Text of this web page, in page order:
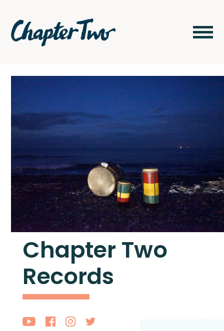
Chapter Two
Records